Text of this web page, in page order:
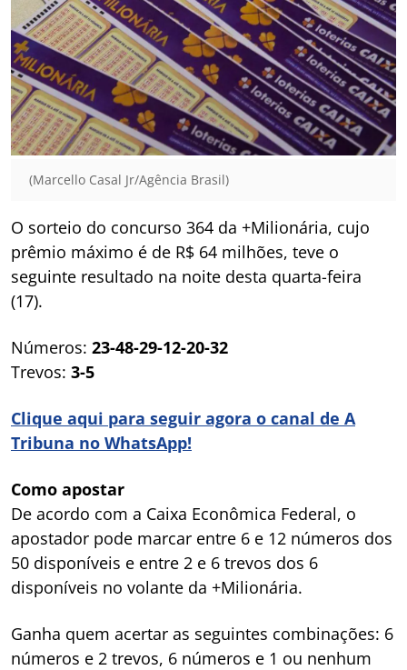
(Marcello Casal Jr/Agência Brasil)
O sorteio do concurso 364 da +Milionária, cujo
prêmio máximo é de R$ 64 milhões, teve o
seguinte resultado na noite desta quarta-feira
(17).
Números: 23-48-29-12-20-32
Trevos: 3-5
Clique aqui para seguir agora o canal de A
Tribuna no WhatsApp!
Como apostar
De acordo com a Caixa Econômica Federal, o
apostador pode marcar entre 6 e 12 números dos
50 disponíveis e entre 2 e 6 trevos dos 6
disponíveis no volante da +Milionária.
Ganha quem acertar as seguintes combinações: 6
números e 2 trevos, 6 números e 1 ou nenhum